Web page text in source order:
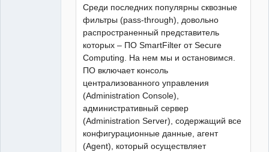
Среди последних популярны сквозные
фильтры (pass-through), довольно
распространенный представитель
которых – ПО SmartFilter от Secure
Computing. На нем мы и остановимся.
ПО включает консоль
централизованного управления
(Administration Console),
административный сервер
(Administration Server), содержащий все
конфигурационные данные, агент
(Agent), который осуществляет